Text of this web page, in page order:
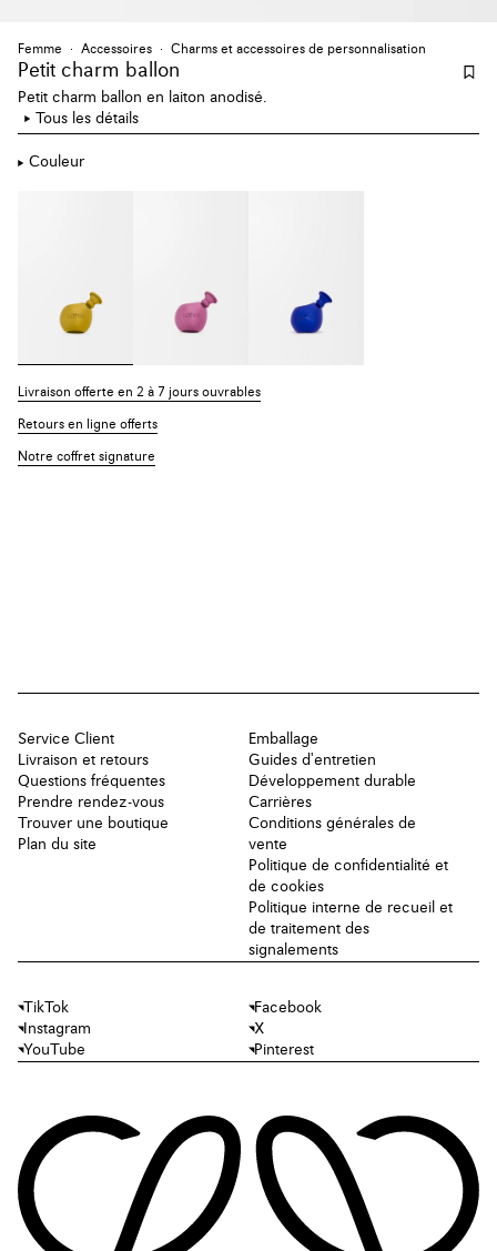
Femme Accessoires Charms et accessoires de personnalisation
Petit charm ballon
Petit charm ballon en laiton anodisé.
Tous les détails
Couleur
Livraison offerte en 2 à 7 jours ouvrables
Retours en ligne offerts
Notre coffret signature
Service Client
Livraison et retours
Questions fréquentes
Prendre rendez-vous
Trouver une boutique
Plan du site
Emballage
Guides d'entretien
Développement durable
Carrières
Conditions générales de
vente
Politique de confidentialité et
de cookies
Politique interne de recueil et
de traitement des
signalements
TikTok
Facebook
Instagram
X
YouTube
Pinterest